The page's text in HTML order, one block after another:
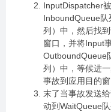
InputDispatcher
InboundQueue队
列）中，然后找
窗口，并将Input
OutboundQueue
列）中，等候进
事故到应用目的窗
末了当事故发送
动到WaitQueue